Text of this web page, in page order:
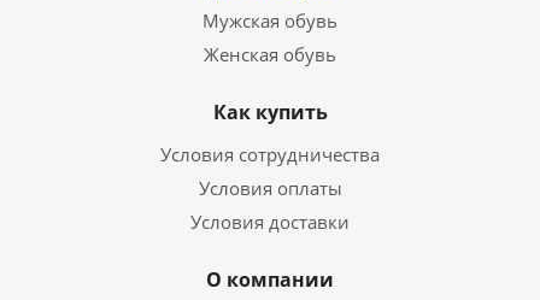
Мужская обувь
Женская обувь
Как купить
Условия сотрудничества
Условия оплаты
Условия доставки
О компании